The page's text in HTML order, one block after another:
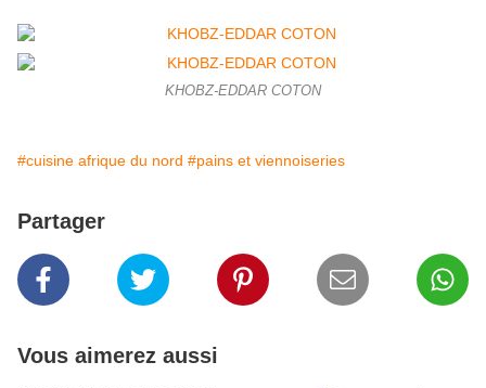
KHOBZ-EDDAR COTON
#cuisine afrique du nord #pains et viennoiseries
Partager
Vous aimerez aussi